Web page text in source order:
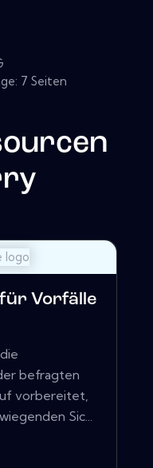
7 Seiten
Vorfälle
befragten
vorbereitet,
Sic...